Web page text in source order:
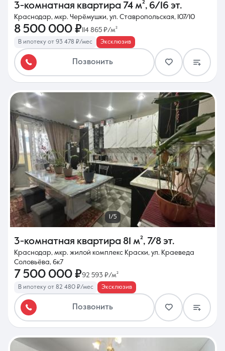
3-комнатная квартира 74 м², 6/16 эт.
Краснодар, мкр. Черёмушки, ул. Ставропольская, 107/10
8 500 000 ₽ 114 865 ₽/м²
В ипотеку от 93 478 ₽/мес Эксклюзив
Позвонить
1/5
3-комнатная квартира 81 м², 7/8 эт.
Краснодар, мкр. жилой комплекс Краски, ул. Краеведа
Соловьёва, 6к7
7 500 000 ₽92 593 ₽/м²
В ипотеку от 82 480 ₽/мес Эксклюзив
Позвонить